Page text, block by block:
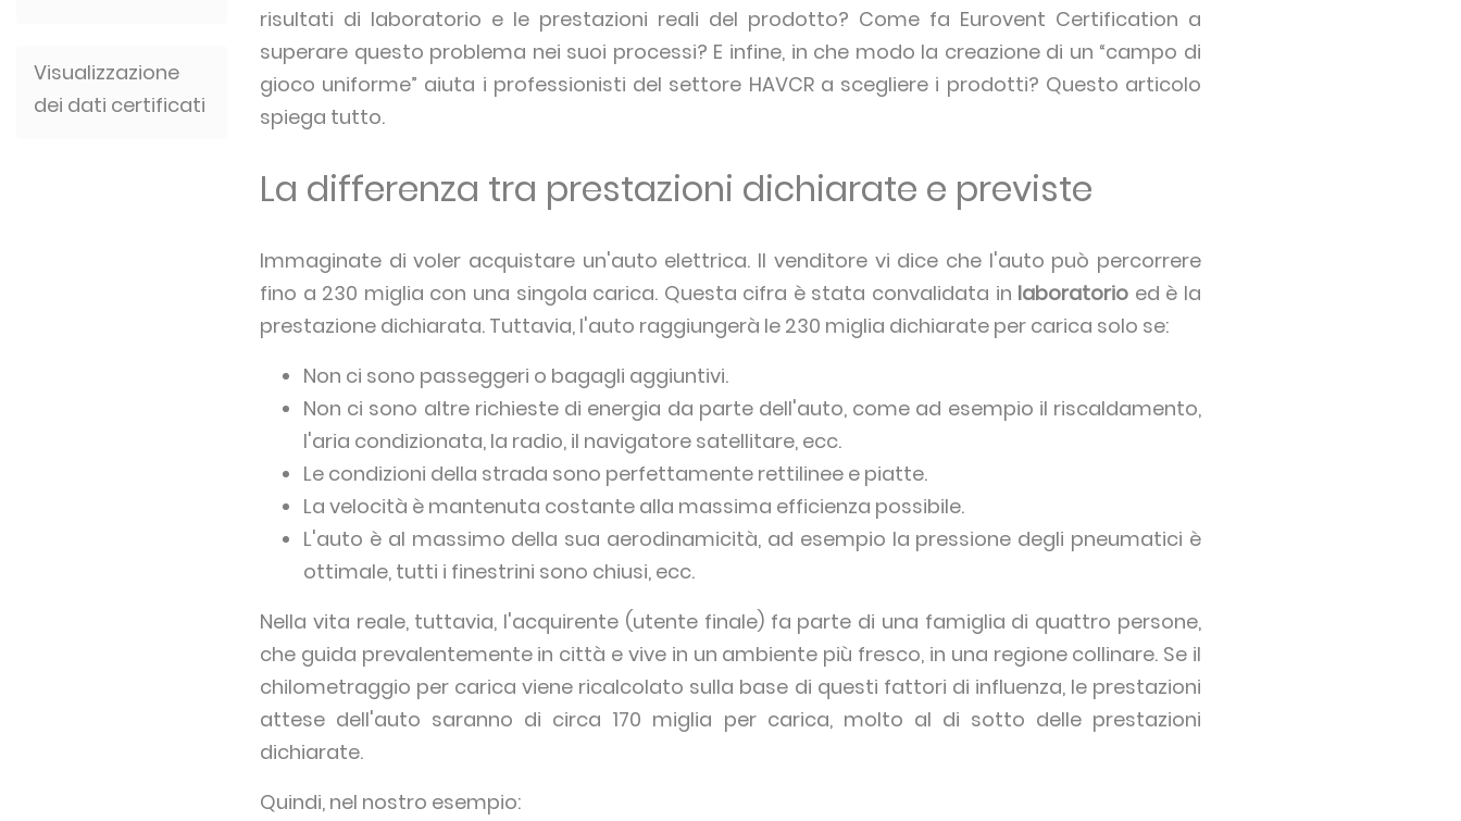
Visualizzazione
dei dati certificati
risultati di laboratorio e le prestazioni reali del prodotto? Come fa Eurovent Certification a
superare questo problema nei suoi processi? E infine, in che modo la creazione di un “campo di
gioco uniforme” aiuta i professionisti del settore HAVCR a scegliere i prodotti? Questo articolo
spiega tutto.
La differenza tra prestazioni dichiarate e previste
Immaginate di voler acquistare un'auto elettrica. Il venditore vi dice che l'auto può percorrere
fino a 230 miglia con una singola carica. Questa cifra è stata convalidata in laboratorio ed è la
prestazione dichiarata. Tuttavia, l'auto raggiungerà le 230 miglia dichiarate per carica solo se:
Non ci sono passeggeri o bagagli aggiuntivi.
Non ci sono altre richieste di energia da parte dell'auto, come ad esempio il riscaldamento,
l'aria condizionata, la radio, il navigatore satellitare, ecc.
Le condizioni della strada sono perfettamente rettilinee e piatte.
La velocità è mantenuta costante alla massima efficienza possibile.
L'auto è al massimo della sua aerodinamicità, ad esempio la pressione degli pneumatici è
ottimale, tutti i finestrini sono chiusi, ecc.
Nella vita reale, tuttavia, l'acquirente (utente finale) fa parte di una famiglia di quattro persone,
che guida prevalentemente in città e vive in un ambiente più fresco, in una regione collinare. Se il
chilometraggio per carica viene ricalcolato sulla base di questi fattori di influenza, le prestazioni
attese dell'auto saranno di circa 170 miglia per carica, molto al di sotto delle prestazioni
dichiarate.
Quindi, nel nostro esempio: